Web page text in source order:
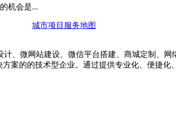
机会是...
城市项目服务地图
、微网站建设、微信平台搭建、商城定制、
案的的技术型企业。通过提供专业化、便捷